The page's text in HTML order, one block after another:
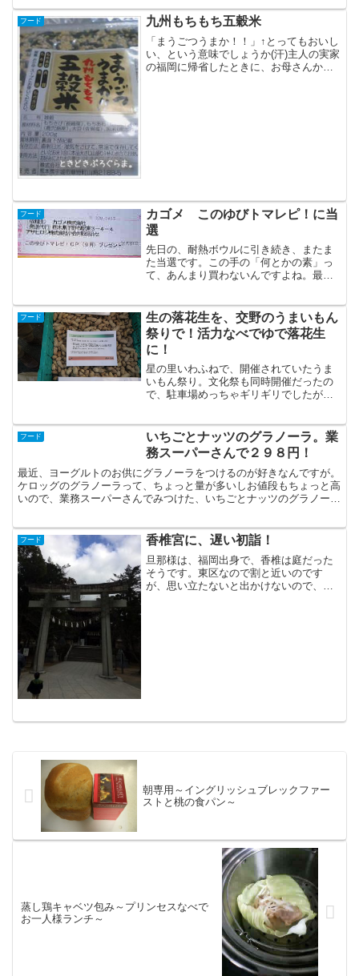
ったと聞いていたのでツキ...
フード 九州もちもち五穀米
「まうごつうまか！！」↑とってもおいし
い、という意味でしょうか(汗)主人の実家
の福岡に帰省したときに、お母さんから
フード
カゴメ このゆびトマレピ！に当
選
先日の、耐熱ボウルに引き続き、またま
た当選です。この手の「何とかの素」っ
て、あんまり買わないんですよね。最近
フード
生の落花生を、交野のうまいもん
祭りで！活力なべでゆで落花生
に！
星の里いわふねで、開催されていたうま
いもん祭り。文化祭も同時開催だったの
で、駐車場めっちゃギリギリでしたが、
のは、交野のアローズファームさん。い
つも、倉治の直売所でトマ...
フード
いちごとナッツのグラノーラ。業
務スーパーさんで２９８円！
最近、ヨーグルトのお供にグラノーラをつけるのが好きなんですが。
ケロッグのグラノーラって、ちょっと量が多いしお値段もちょっと高
いので、業務スーパーさんでみつけた、いちごとナッツのグラノーラ
フード 香椎宮に、遅い初詣！
旦那様は、福岡出身で、香椎は庭だった
そうです。東区なので割と近いのです
が、思い立たないと出かけないので、行
朝専用～イングリッシュブレックファー
ストと桃の食パン～
蒸し鶏キャベツ包み～プリンセスなべで
お一人様ランチ～